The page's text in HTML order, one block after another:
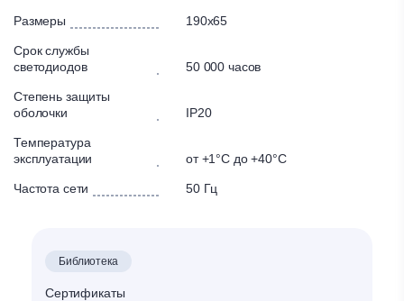
Размеры 190х65
Срок службы
светодиодов
50 000 часов
Степень защиты
оболочки
IP20
Температура
эксплуатации
от +1°С до +40°С
Частота сети 50 Гц
Библиотека
Сертификаты